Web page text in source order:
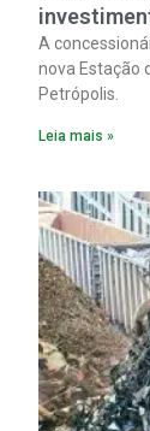
A
nova Estação
Petrópolis.
Leia mais »